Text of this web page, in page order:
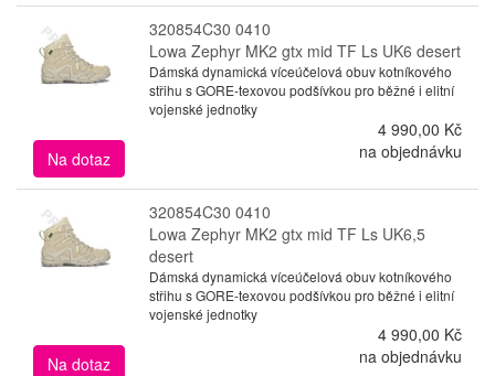
320854C30 0410
Lowa Zephyr MK2 gtx mid TF Ls UK6 desert
Dámská dynamická víceúčelová obuv kotníkového
střihu s GORE-texovou podšívkou pro běžné i elitní
vojenské jednotky
4 990,00 Kč
Na dotaz
na objednávku
320854C30 0410
Lowa Zephyr MK2 gtx mid TF Ls UK6,5
desert
Dámská dynamická víceúčelová obuv kotníkového
střihu s GORE-texovou podšívkou pro běžné i elitní
vojenské jednotky
4 990,00 Kč
Na dotaz
na objednávku